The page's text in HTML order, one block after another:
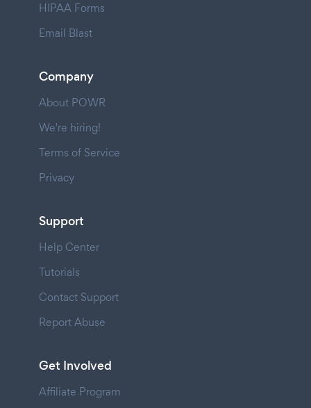
HIPAA Forms
Email Blast
Company
About POWR
We're hiring!
Terms of Service
Privacy
Support
Help Center
Tutorials
Contact Support
Report Abuse
Get Involved
Affiliate Program